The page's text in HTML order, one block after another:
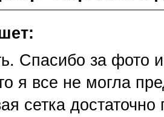
Спасибо за фото
я все не могла
сетка